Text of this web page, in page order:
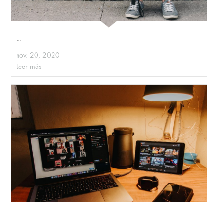
...
nov. 20, 2020
Leer más